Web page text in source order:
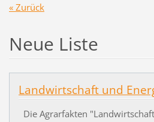
« Zurück
Neue Liste
Landwirtschaft und
Die Agrarfakten